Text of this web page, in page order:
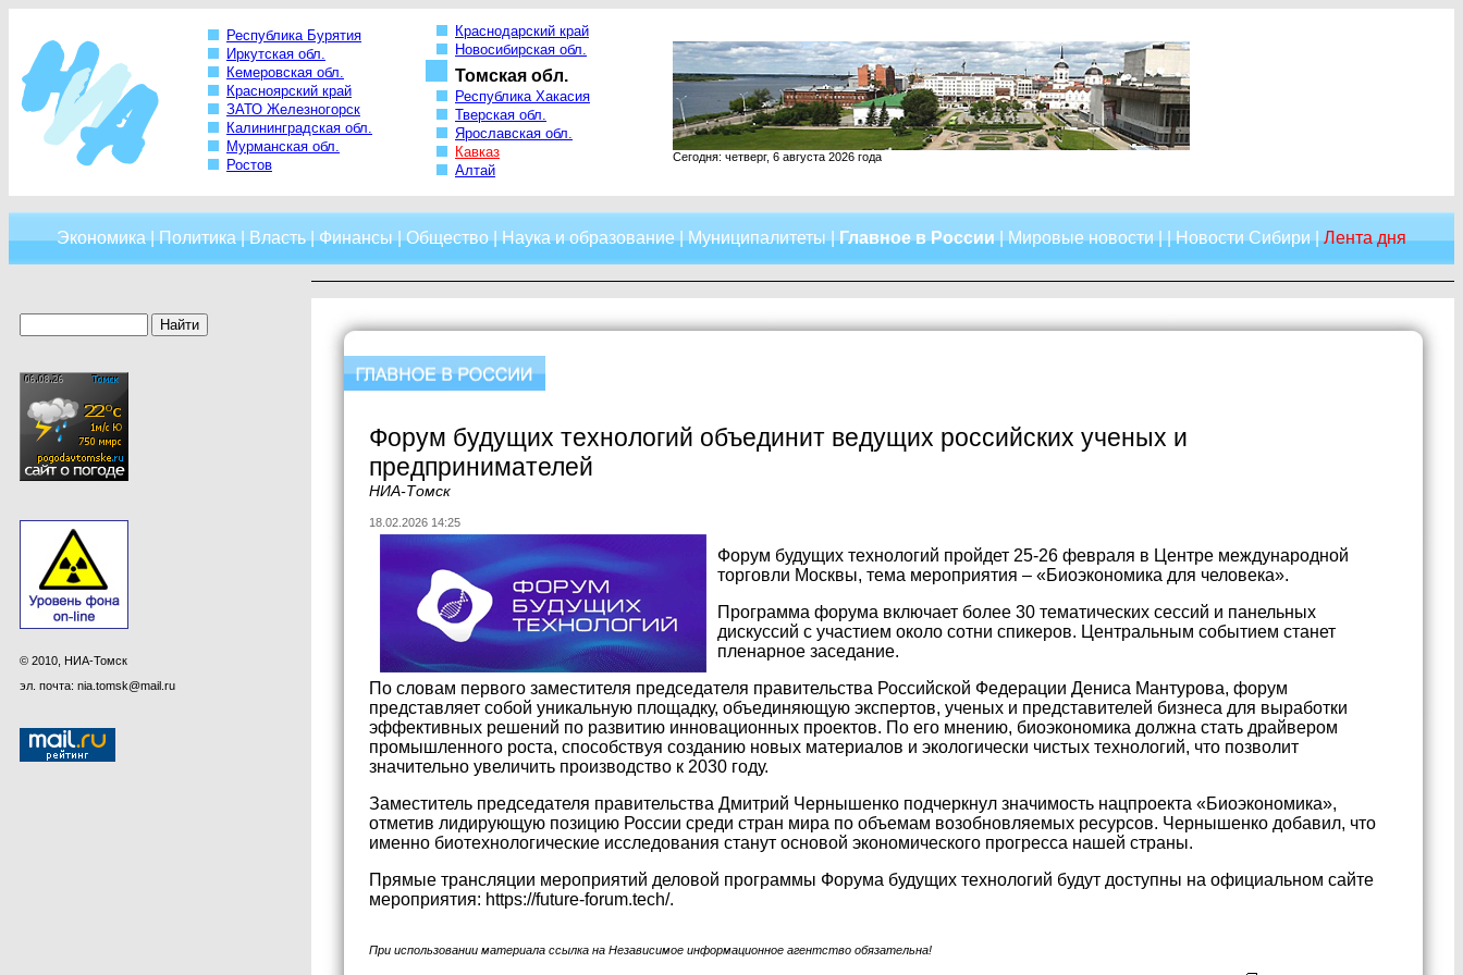
Республика Бурятия
Иркутская обл.
Кемеровская обл.
Красноярский край
ЗАТО Железногорск
Калининградская обл.
Мурманская обл.
Ростов
Краснодарский край
Новосибирская обл.
Томская обл.
Республика Хакасия
Тверская обл.
Ярославская обл.
Кавказ
Алтай
Сегодня: четверг, 6 августа 2026 года
Экономика|Политика|Власть|Финансы|Общество|Наука и образование|Муниципалитеты|Главное в России|Мировые новости| |Новости Сибири|Лента дня
© 2010, НИА-Томск
эл. почта: nia.tomsk@mail.ru
Форум будущих технологий объединит ведущих российских ученых и
предпринимателей
НИА-Томск
18.02.2026 14:25
Форум будущих технологий пройдет 25-26 февраля в Центре международной
торговли Москвы, тема мероприятия – «Биоэкономика для человека».
Программа форума включает более 30 тематических сессий и панельных
дискуссий с участием около сотни спикеров. Центральным событием станет
пленарное заседание.
По словам первого заместителя председателя правительства Российской Федерации Дениса Мантурова, форум
представляет собой уникальную площадку, объединяющую экспертов, ученых и представителей бизнеса для выработки
эффективных решений по развитию инновационных проектов. По его мнению, биоэкономика должна стать драйвером
промышленного роста, способствуя созданию новых материалов и экологически чистых технологий, что позволит
значительно увеличить производство к 2030 году.
Заместитель председателя правительства Дмитрий Чернышенко подчеркнул значимость нацпроекта «Биоэкономика»,
отметив лидирующую позицию России среди стран мира по объемам возобновляемых ресурсов. Чернышенко добавил, что
именно биотехнологические исследования станут основой экономического прогресса нашей страны.
Прямые трансляции мероприятий деловой программы Форума будущих технологий будут доступны на официальном сайте
мероприятия: https://future-forum.tech/.
При использовании материала ссылка на Независимое информационное агентство обязательна!